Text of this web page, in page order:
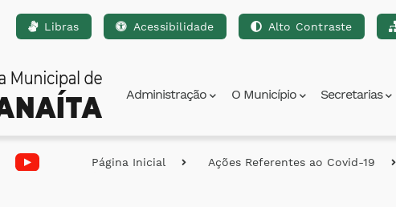
Ir para o menu [alt+2] Ir para a busca [alt+3] Ir para o rodapé [alt+4]
Libras Acessibilidade Alto Contraste
Administração O Município Secretarias
Página Inicial Ações Referentes ao Covid-19